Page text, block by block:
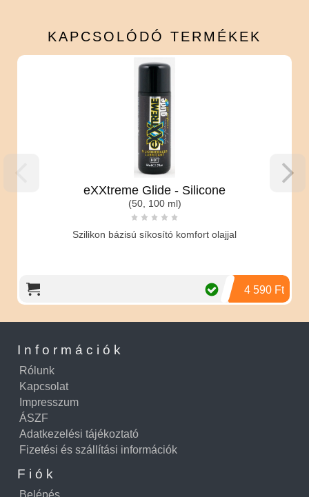
KAPCSOLÓDÓ TERMÉKEK
eXXtreme Glide - Silicone
(50, 100 ml)
Szilikon bázisú síkosító komfort olajjal
4 590 Ft
Információk
Rólunk
Kapcsolat
Impresszum
ÁSZF
Adatkezelési tájékoztató
Fizetési és szállítási információk
Fiók
Belépés